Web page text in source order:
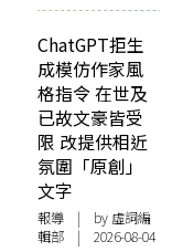
ChatGPT拒生
成模仿作家風
格指令 在世及
已故文豪皆受
限 改提供相近
氛圍「原創」
文字
報導 | by 虛詞編
輯部 | 2026-08-04